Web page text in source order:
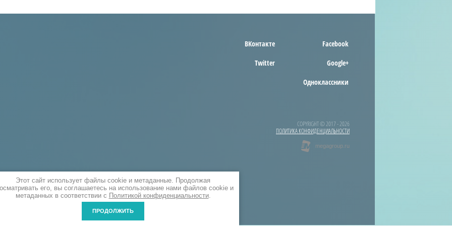
ВКонтакте
Facebook
Twitter
Google+
Одноклассники
COPYRIGHT © 2017 - 2026
ПОЛИТИКА КОНФИДЕНЦИАЛЬНОСТИ
Этот сайт использует файлы cookie и метаданные. Продолжая
его, вы соглашаетесь на использование нами файлов cookie и
метаданных в соответствии с Политикой конфиденциальности.
ПРОДОЛЖИТЬ